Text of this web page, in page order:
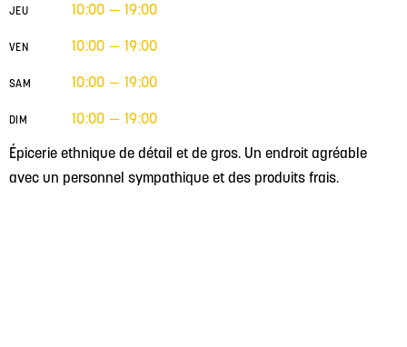
Épicerie ethnique de détail et de gros. Un endroit agréable
avec un personnel sympathique et des produits frais.
JEU 10:00 — 19:00
VEN 10:00 — 19:00
SAM 10:00 — 19:00
DIM 10:00 — 19:00